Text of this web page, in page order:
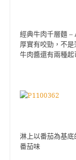
經典牛肉千層麵
厚實有咬勁，不
牛肉醬還有兩種起
淋上以番茄為基
番茄味